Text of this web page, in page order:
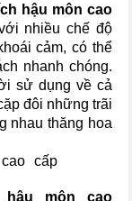
hậu môn cao
nhiều chế độ
cảm, có thể
nhanh chóng.
sử dụng về cả
đôi những trãi
nhau thăng hoa
môn cao